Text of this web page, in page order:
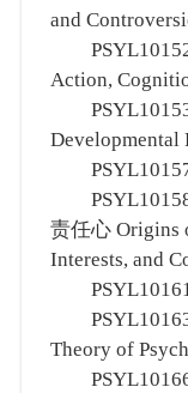
and
PSYL10152
Action,
PSYL10153
Developmental
PSYL10157
PSYL10158
责任心 Origins
Interests, and
PSYL10161
PSYL10163
Theory of
PSYL10166